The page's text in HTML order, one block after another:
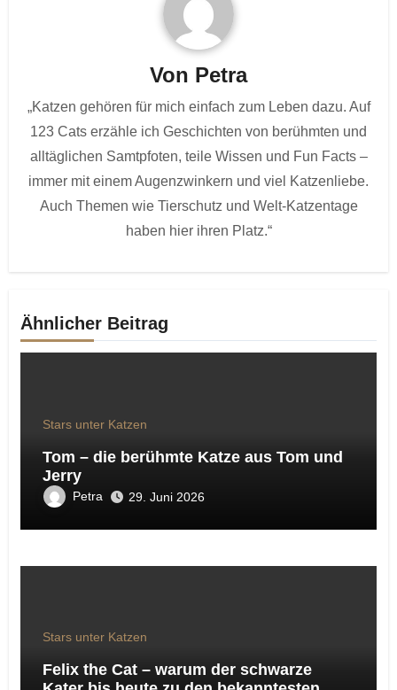
Von Petra
„Katzen gehören für mich einfach zum Leben dazu. Auf
123 Cats erzähle ich Geschichten von berühmten und
alltäglichen Samtpfoten, teile Wissen und Fun Facts –
immer mit einem Augenzwinkern und viel Katzenliebe.
Auch Themen wie Tierschutz und Welt-Katzentage
haben hier ihren Platz.“
Ähnlicher Beitrag
Stars unter Katzen
Tom – die berühmte Katze aus Tom und
Jerry
Petra 29. Juni 2026
Stars unter Katzen
Felix the Cat – warum der schwarze